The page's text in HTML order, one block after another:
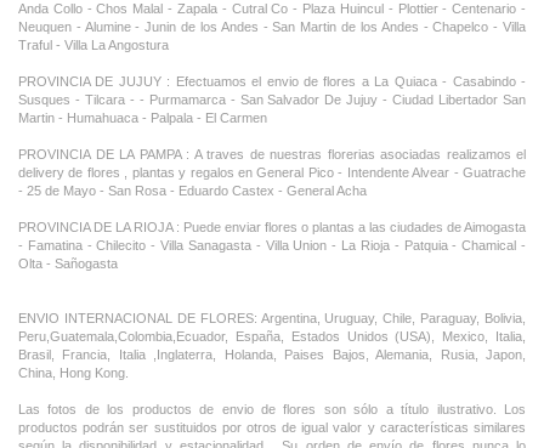
Anda Collo - Chos Malal - Zapala - Cutral Co - Plaza Huincul - Plottier - Centenario -
Neuquen - Alumine - Junin de los Andes - San Martin de los Andes - Chapelco - Villa
Traful - Villa La Angostura
PROVINCIA DE JUJUY : Efectuamos el envio de flores a La Quiaca - Casabindo -
Susques - Tilcara - - Purmamarca - San Salvador De Jujuy - Ciudad Libertador San
Martin - Humahuaca - Palpala - El Carmen
PROVINCIA DE LA PAMPA : A traves de nuestras florerias asociadas realizamos el
delivery de flores , plantas y regalos en General Pico - Intendente Alvear - Guatrache
- 25 de Mayo - San Rosa - Eduardo Castex - General Acha
PROVINCIA DE LA RIOJA : Puede enviar flores o plantas a las ciudades de Aimogasta
- Famatina - Chilecito - Villa Sanagasta - Villa Union - La Rioja - Patquia - Chamical -
Olta - Sañogasta
ENVIO INTERNACIONAL DE FLORES: Argentina, Uruguay, Chile, Paraguay, Bolivia,
Peru,Guatemala,Colombia,Ecuador, España, Estados Unidos (USA), Mexico, Italia,
Brasil, Francia, Italia ,Inglaterra, Holanda, Paises Bajos, Alemania, Rusia, Japon,
China, Hong Kong.
Las fotos de los productos de envio de flores son sólo a título ilustrativo. Los
productos podrán ser sustituidos por otros de igual valor y características similares